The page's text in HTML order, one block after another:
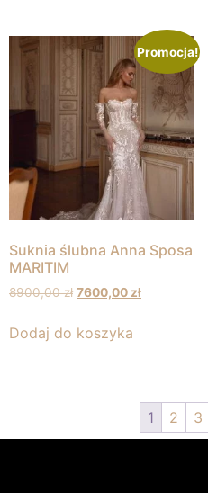
Promocja!
Suknia ślubna Anna Sposa
MARITIM
8900,00zł 7600,00 zł
Dodaj do koszyka
1 2 3